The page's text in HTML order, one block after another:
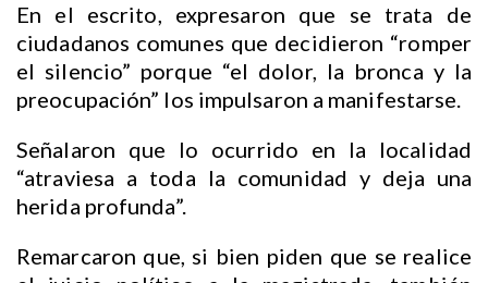
En el escrito, expresaron que se trata de
ciudadanos comunes que decidieron “romper
el silencio” porque “el dolor, la bronca y la
preocupación” los impulsaron a manifestarse.
Señalaron que lo ocurrido en la localidad
“atraviesa a toda la comunidad y deja una
herida profunda”.
Remarcaron que, si bien piden que se realice